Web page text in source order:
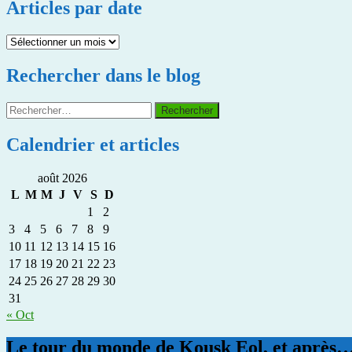
Articles par date
Articles
date
Rechercher dans le blog
Rechercher :
Calendrier et articles
août 2026
L M M J V S D
1
2
3
4 5 6 7 8
9
10 11 12 13 14 15 16
17 18 19 20 21 22 23
24 25 26 27 28 29 30
31
« Oct
Le tour du monde de Kousk Eol, et